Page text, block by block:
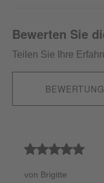
Bewerten Sie
Teilen Sie Ihre
Durchschnittliche
von Brigitte